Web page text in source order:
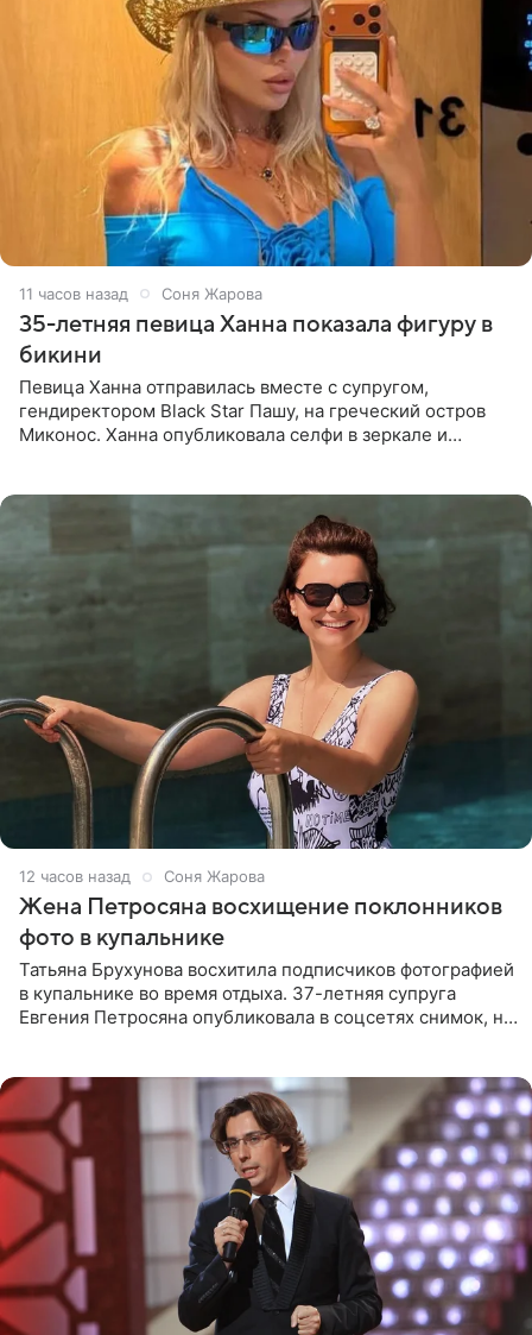
11 часов назад Соня Жарова
35-летняя певица Ханна показала фигуру в
бикини
Певица Ханна отправилась вместе с супругом,
гендиректором Black Star Пашу, на греческий остров
Миконос. Ханна опубликовала селфи в зеркале и
12 часов назад Соня Жарова
Жена Петросяна восхищение поклонников
фото в купальнике
Татьяна Брухунова восхитила подписчиков фотографией
в купальнике во время отдыха. 37-летняя супруга
Евгения Петросяна опубликовала в соцсетях снимок, на